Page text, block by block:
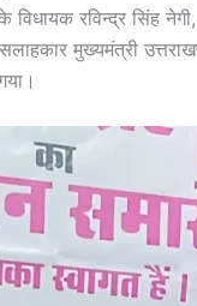
रविन्द्र सिंह
सलाहकार मुख्यमंत्री